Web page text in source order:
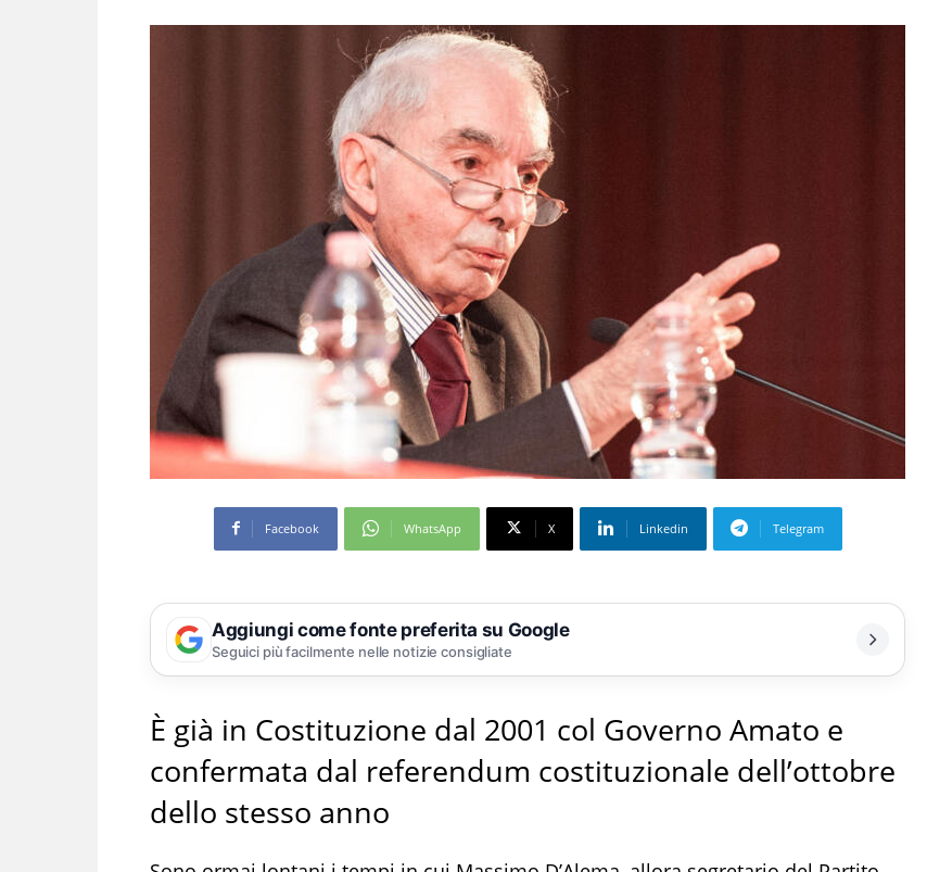
Facebook WhatsApp X Linkedin Telegram
Aggiungi come fonte preferita su Google
Seguici più facilmente nelle notizie consigliate
È già in Costituzione dal 2001 col Governo Amato e
confermata dal referendum costituzionale dell’ottobre
dello stesso anno